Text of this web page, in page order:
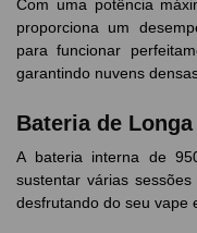
Com uma potência
proporciona um
para funcionar
garantindo nuvens
Bateria de
A bateria interna de
sustentar várias
desfrutando do seu vape